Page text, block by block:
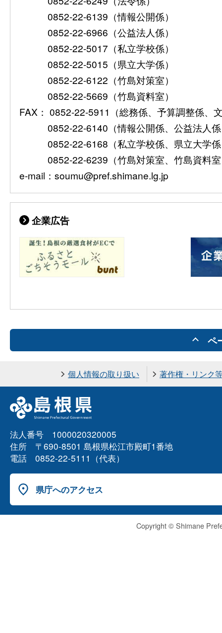
0852-22-6139（情報公開係）
0852-22-6966（公益法人係）
0852-22-5017（私立学校係）
0852-22-5015（県立大学係）
0852-22-6122（竹島対策室）
0852-22-5669（竹島資料室）
FAX： 0852-22-5911（総務係、予算調整係、
0852-22-6140（情報公開係、公益法人
0852-22-6168（私立学校係、県立大学
0852-22-6239（竹島対策室、竹島資料
e-mail：soumu@pref.shimane.lg.jp
企業広告
ペ
個人情報の取り扱い 著作権・リンク
法人番号 1000020320005
住所 〒690-8501 島根県松江市殿町1番地
電話 0852-22-5111（代表）
県庁へのアクセス
Copyright © Shimane